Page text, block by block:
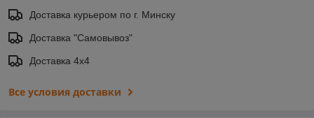
Доставка курьером по г. Минску
Доставка "Самовывоз"
Доставка 4х4
Все условия доставки